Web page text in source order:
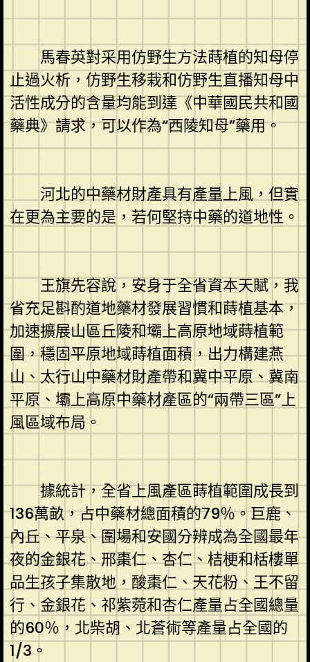
馬春英對采用仿野生方法蒔植的知母停
止過火析，仿野生移栽和仿野生直播知母中
活性成分的含量均能到達《中華國民共和國
藥典》請求，可以作為“西陵知母”藥用。
河北的中藥材財產具有產量上風，但實
在更為主要的是，若何堅持中藥的道地性。
王旗先容說，安身于全省資本天賦，我
省充足斟酌道地藥材發展習慣和蒔植基本，
加速擴展山區丘陵和壩上高原地域蒔植範
圍，穩固平原地域蒔植面積，出力構建燕
山、太行山中藥材財產帶和冀中平原、冀南
平原、壩上高原中藥材產區的“兩帶三區”上
風區域布局。
據統計，全省上風產區蒔植範圍成長到
136萬畝，占中藥材總面積的79％。巨鹿、
內丘、平泉、圍場和安國分辨成為全國最年
夜的金銀花、邢棗仁、杏仁、桔梗和栝樓單
品生孩子集散地，酸棗仁、天花粉、王不留
行、金銀花、祁紫菀和杏仁產量占全國總量
的60％，北柴胡、北蒼術等產量占全國的
1/3。